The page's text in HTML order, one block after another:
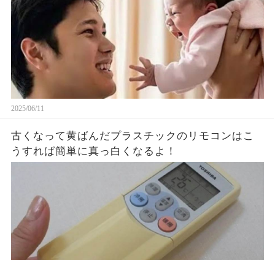
2025/06/11
古くなって黄ばんだプラスチックのリモコンはこ
うすれば簡単に真っ白くなるよ！